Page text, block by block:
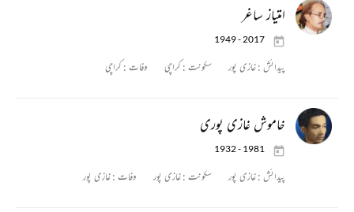
امتیاز ساغر
1949 - 2017
پیدائش :غازی پور سکونت :کراچی وفات :کراچی
خاموش غازی پوری
1932 - 1981
پیدائش :غازی پور سکونت :غازی پور وفات :غازی پور